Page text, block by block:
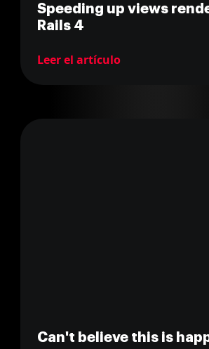
Speeding up views
Rails 4
Leer el artículo
Can't believe this is